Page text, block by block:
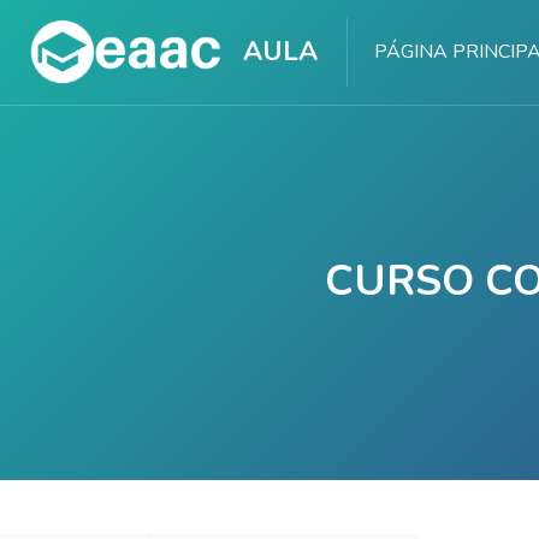
AULA PÁGINA
CURSO